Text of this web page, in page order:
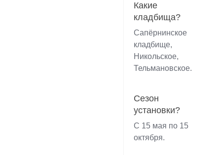
Какие
кладбища?
Сапёрнинское
кладбище,
Никольское,
Тельмановское.
Сезон
установки?
С 15 мая по 15
октября.